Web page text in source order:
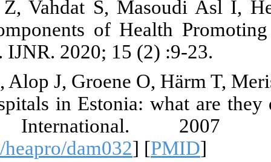
11.
Evaluation
Review
12. Põlluste
promoting
[